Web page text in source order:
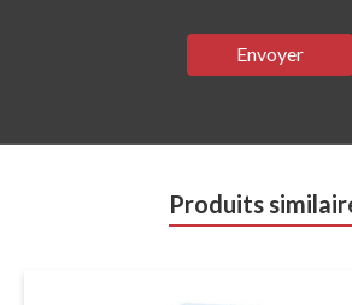
Envoyer
Produits